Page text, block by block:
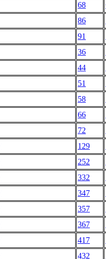
68
86
91
36
44
51
58
66
72
129
252
332
347
357
367
417
432